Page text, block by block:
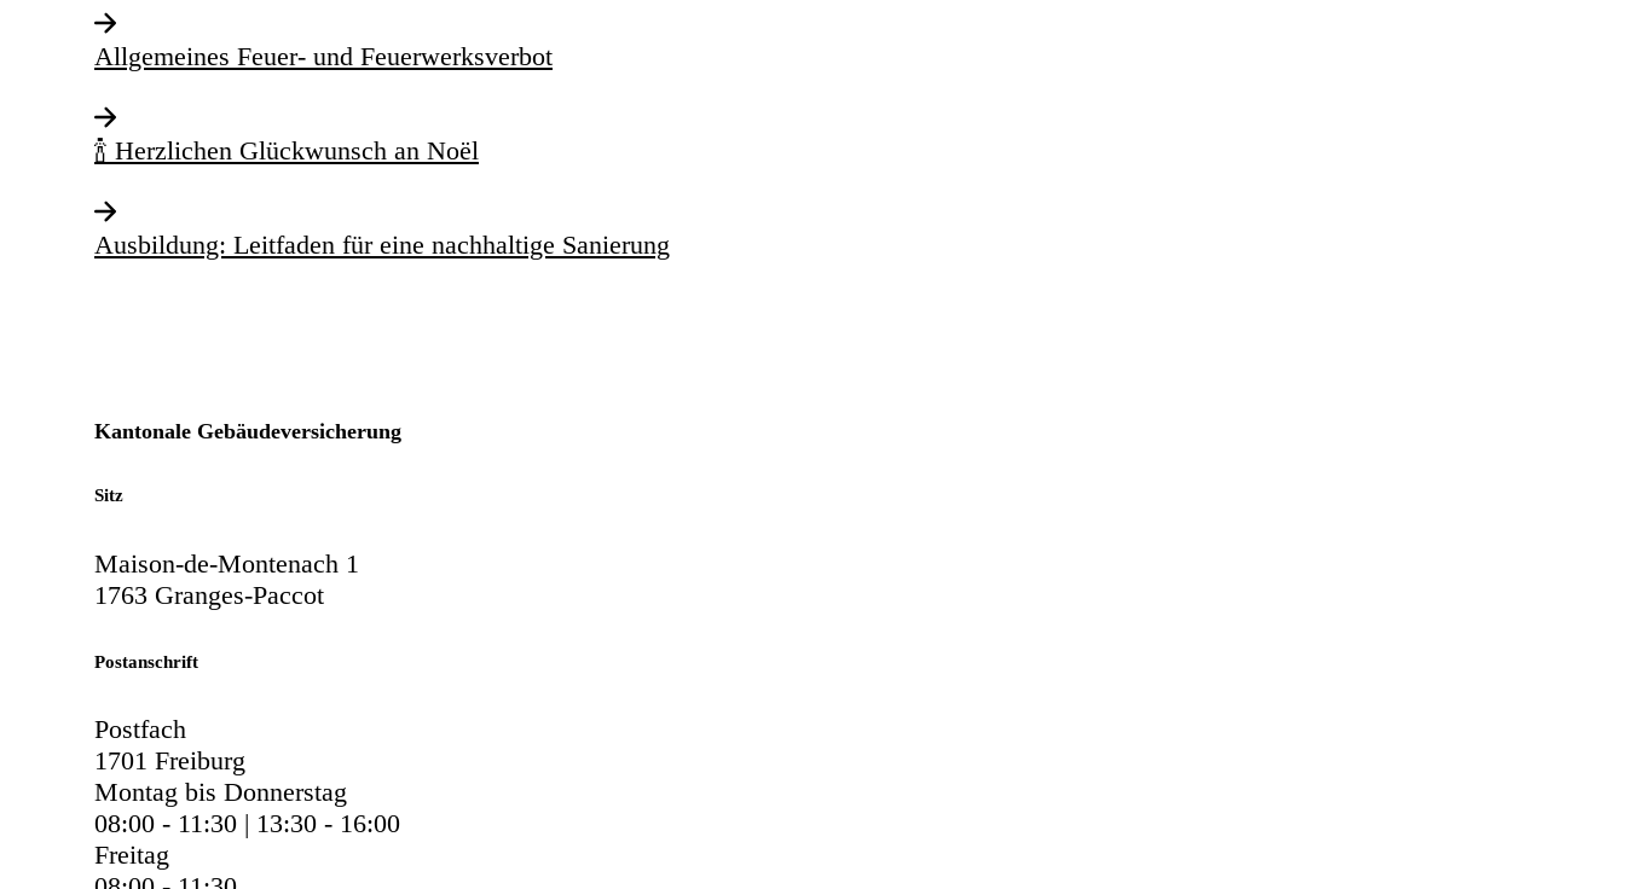
Allgemeines Feuer- und Feuerwerksverbot
🍾 Herzlichen Glückwunsch an Noël
Ausbildung: Leitfaden für eine nachhaltige Sanierung
Kantonale Gebäudeversicherung
Sitz
Maison-de-Montenach 1
1763 Granges-Paccot
Postanschrift
Postfach
1701 Freiburg
Montag bis Donnerstag
08:00 - 11:30 | 13:30 - 16:00
Freitag